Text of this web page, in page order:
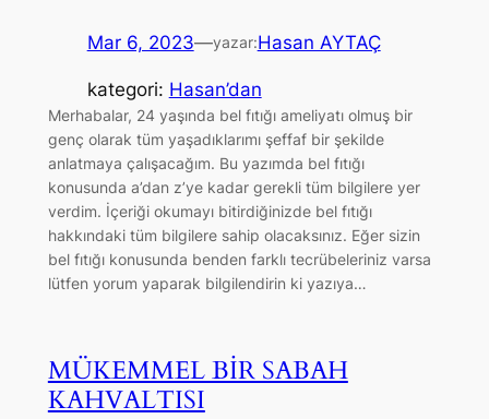
Mar 6, 2023—yazar:Hasan AYTAÇ
kategori: Hasan’dan
Merhabalar, 24 yaşında bel fıtığı ameliyatı olmuş bir
genç olarak tüm yaşadıklarımı şeffaf bir şekilde
anlatmaya çalışacağım. Bu yazımda bel fıtığı
konusunda a’dan z’ye kadar gerekli tüm bilgilere yer
verdim. İçeriği okumayı bitirdiğinizde bel fıtığı
hakkındaki tüm bilgilere sahip olacaksınız. Eğer sizin
bel fıtığı konusunda benden farklı tecrübeleriniz varsa
lütfen yorum yaparak bilgilendirin ki yazıya…
MÜKEMMEL BİR SABAH
KAHVALTISI